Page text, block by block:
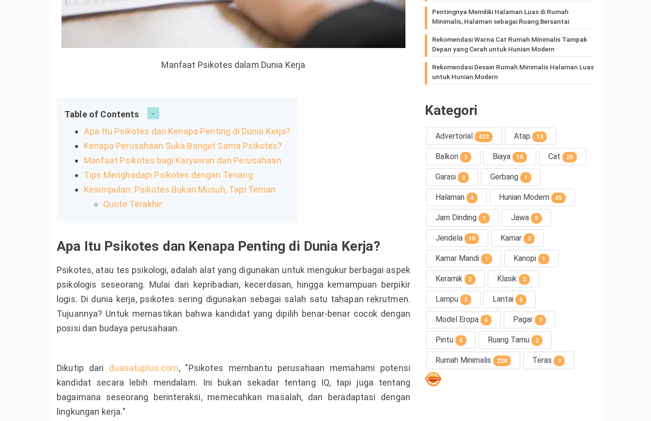
Manfaat Psikotes dalam Dunia Kerja
Table of Contents
Apa Itu Psikotes dan Kenapa Penting di Dunia Kerja?
Kenapa Perusahaan Suka Banget Sama Psikotes?
Manfaat Psikotes bagi Karyawan dan Perusahaan
Tips Menghadapi Psikotes dengan Tenang
Kesimpulan: Psikotes Bukan Musuh, Tapi Teman
Quote Terakhir:
Apa Itu Psikotes dan Kenapa Penting di Dunia Kerja?
Psikotes, atau tes psikologi, adalah alat yang digunakan untuk mengukur berbagai aspek
psikologis seseorang. Mulai dari kepribadian, kecerdasan, hingga kemampuan berpikir
logis. Di dunia kerja, psikotes sering digunakan sebagai salah satu tahapan rekrutmen.
Tujuannya? Untuk memastikan bahwa kandidat yang dipilih benar-benar cocok dengan
posisi dan budaya perusahaan.
Dikutip dari duasatuplus.com, "Psikotes membantu perusahaan memahami potensi
kandidat secara lebih mendalam. Ini bukan sekadar tentang IQ, tapi juga tentang
bagaimana seseorang berinteraksi, memecahkan masalah, dan beradaptasi dengan
lingkungan kerja."
Pentingnya Memiliki Halaman Luas di Rumah
Minimalis, Halaman sebagai Ruang Bersantai
Rekomendasi Warna Cat Rumah Minimalis Tampak
Depan yang Cerah untuk Hunian Modern
Rekomendasi Desain Rumah Minimalis Halaman Luas
untuk Hunian Modern
Kategori
Advertorial 423 Atap 13
Balkon 1 Biaya 10 Cat 20
Garasi 2 Gerbang 1
Halaman 4 Hunian Modern 45
Jam Dinding 1 Jawa 5
Jendela 10 Kamar 2
Kamar Mandi 1 Kanopi 1
Keramik 2 Klasik 2
Lampu 3 Lantai 6
Model Eropa 4 Pagar 7
Pintu 4 Ruang Tamu 2
Rumah Minimalis 228 Teras 3